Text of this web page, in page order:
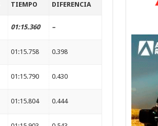
TIEMPO DIFERENCIA
01:15.360 –
01:15.758 0.398
01:15.790 0.430
01:15.804 0.444